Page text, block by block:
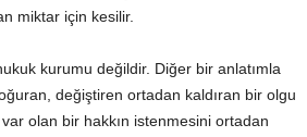
miktar için kesilir.
kurumu değildir. Diğer bir anlatımla
değiştiren ortadan kaldıran bir olgu
olan bir hakkın istenmesini ortadan